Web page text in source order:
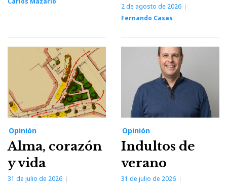
2 de agosto de 2026
Fernando Casas
Opinión
Alma, corazón
y vida
31 de julio de 2026
Opinión
Indultos de
verano
31 de julio de 2026